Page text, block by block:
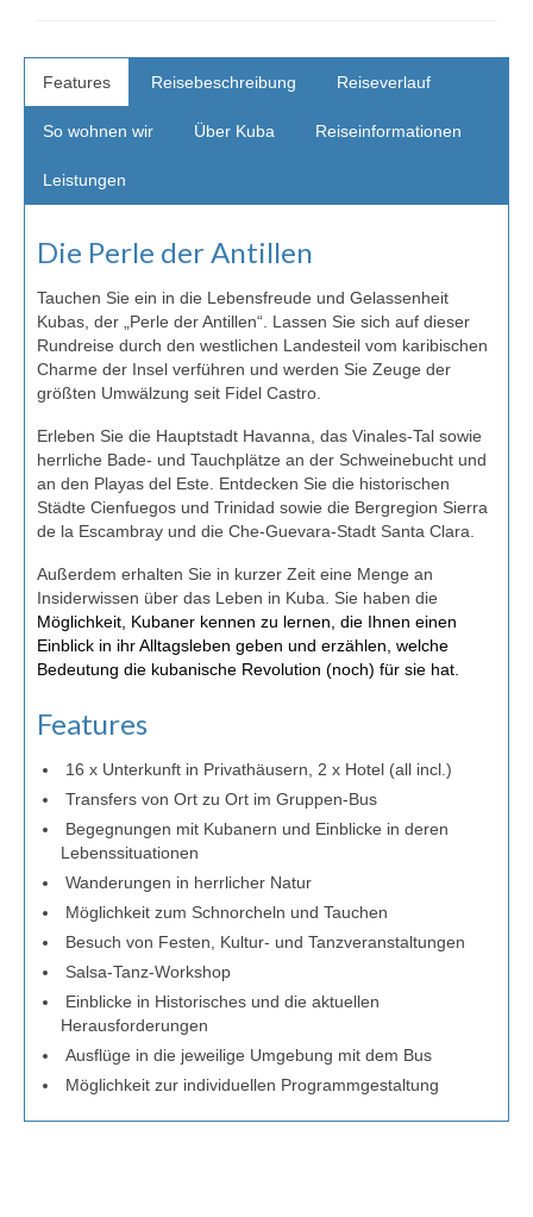
Features Reisebeschreibung Reiseverlauf
So wohnen wir Über Kuba Reiseinformationen
Leistungen
Die Perle der Antillen
Tauchen Sie ein in die Lebensfreude und Gelassenheit
Kubas, der „Perle der Antillen“. Lassen Sie sich auf dieser
Rundreise durch den westlichen Landesteil vom karibischen
Charme der Insel verführen und werden Sie Zeuge der
größten Umwälzung seit Fidel Castro.
Erleben Sie die Hauptstadt Havanna, das Vinales-Tal sowie
herrliche Bade- und Tauchplätze an der Schweinebucht und
an den Playas del Este. Entdecken Sie die historischen
Städte Cienfuegos und Trinidad sowie die Bergregion Sierra
de la Escambray und die Che-Guevara-Stadt Santa Clara.
Außerdem erhalten Sie in kurzer Zeit eine Menge an
Insiderwissen über das Leben in Kuba. Sie haben die
Möglichkeit, Kubaner kennen zu lernen, die Ihnen einen
Einblick in ihr Alltagsleben geben und erzählen, welche
Bedeutung die kubanische Revolution (noch) für sie hat.
Features
16 x Unterkunft in Privathäusern, 2 x Hotel (all incl.)
Transfers von Ort zu Ort im Gruppen-Bus
Begegnungen mit Kubanern und Einblicke in deren
Lebenssituationen
Wanderungen in herrlicher Natur
Möglichkeit zum Schnorcheln und Tauchen
Besuch von Festen, Kultur- und Tanzveranstaltungen
Salsa-Tanz-Workshop
Einblicke in Historisches und die aktuellen
Herausforderungen
Ausflüge in die jeweilige Umgebung mit dem Bus
Möglichkeit zur individuellen Programmgestaltung